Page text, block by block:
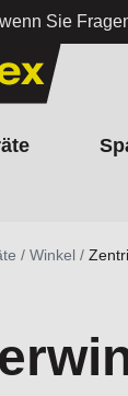
Sie
/ Winkel /